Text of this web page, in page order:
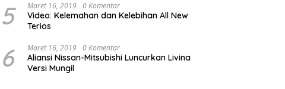
5 Maret 16, 2019 0 Komentar
Video: Kelemahan dan Kelebihan All New
Terios
6 Maret 16, 2019 0 Komentar
Aliansi Nissan-Mitsubishi Luncurkan Livina
Versi Mungil